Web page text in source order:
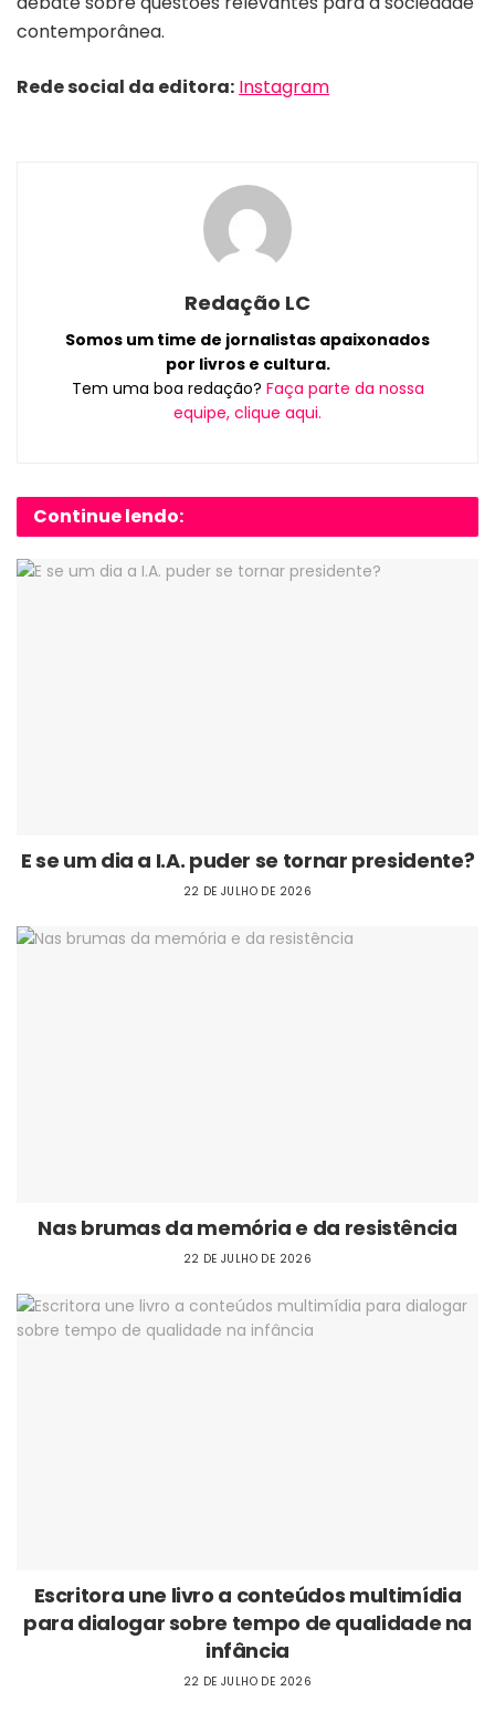
contemporânea.
Rede social da editora: Instagram
Redação LC
Somos um time de jornalistas apaixonados
por livros e cultura.
Tem uma boa redação? Faça parte da nossa
equipe, clique aqui.
Continue lendo:
E se um dia a I.A. puder se tornar presidente?
22 DE JULHO DE 2026
Nas brumas da memória e da resistência
22 DE JULHO DE 2026
Escritora une livro a conteúdos multimídia
para dialogar sobre tempo de qualidade na
infância
22 DE JULHO DE 2026